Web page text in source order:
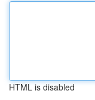
HTML is disabled